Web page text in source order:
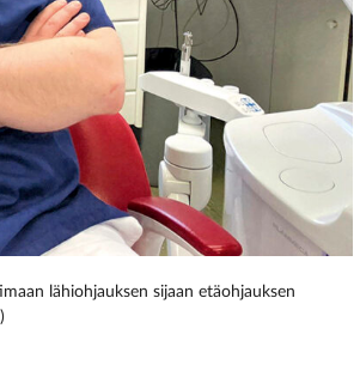
lähiohjauksen sijaan etäohjauksen